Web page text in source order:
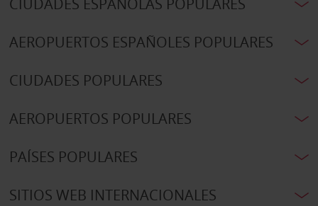
CIUDADES ESPAÑOLAS POPULARES
AEROPUERTOS ESPAÑOLES POPULARES
CIUDADES POPULARES
AEROPUERTOS POPULARES
PAÍSES POPULARES
SITIOS WEB INTERNACIONALES